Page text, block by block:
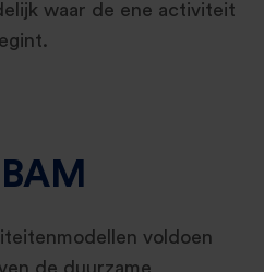
waar de ene activiteit
voldoen
de duurzame